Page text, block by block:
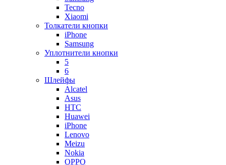
Tecno
Xiaomi
Толкатели кнопки
iPhone
Samsung
Уплотнители кнопки
5
6
Шлейфы
Alcatel
Asus
HTC
Huawei
iPhone
Lenovo
Meizu
Nokia
OPPO